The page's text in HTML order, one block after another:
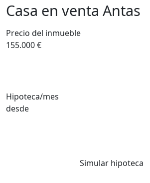
Casa en venta Antas
Precio del inmueble
155.000 €
Hipoteca/mes
desde
Simular hipoteca